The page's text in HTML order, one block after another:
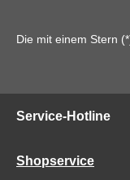
Die mit einem Stern
Service-Hotline
Shopservice